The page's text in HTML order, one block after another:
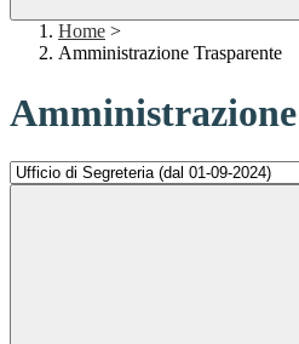
Home >
Amministrazione Trasparente